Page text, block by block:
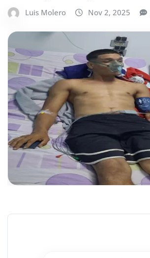
Luis Molero Nov 2, 2025